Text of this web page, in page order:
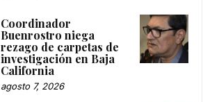
Coordinador
Buenrostro niega
rezago de carpetas de
investigación en Baja
California
agosto 7, 2026